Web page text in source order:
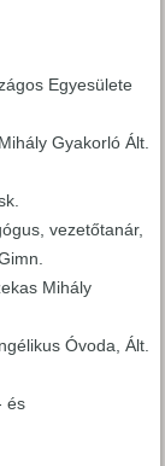
Egyesülete
Gyakorló Ált.
vezetőtanár,
Mihály
Óvoda, Ált.
és